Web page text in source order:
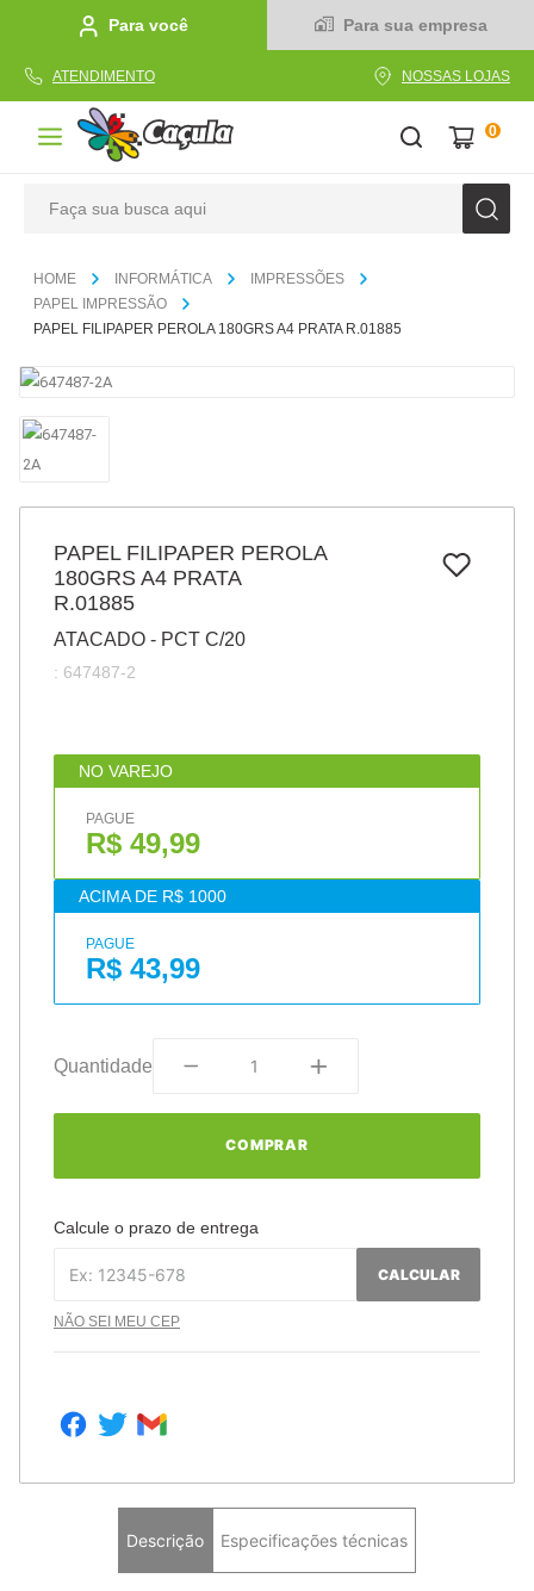
Para você Para sua empresa
ATENDIMENTO NOSSAS LOJAS
0
INFORMÁTICA
IMPRESSÕES
PAPEL IMPRESSÃO
PAPEL FILIPAPER PEROLA 180GRS A4 PRATA R.01885
PAPEL FILIPAPER PEROLA
180GRS A4 PRATA
R.01885
ATACADO - PCT C/20
: 647487-2
NO VAREJO
PAGUE
R$ 49,99
ACIMA DE R$ 1000
PAGUE
R$ 43,99
Quantidade
COMPRAR
Calcule o prazo de entrega
CALCULAR
NÃO SEI MEU CEP
Descrição Especificações técnicas
1º caderno
3º caneta
4 º tecido
5
6º pincel
papel
cola
barbante
º pasta